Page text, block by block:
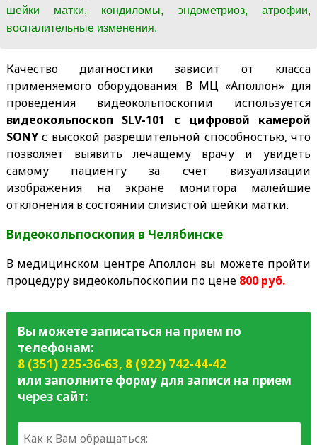
шейки матки, кондиломы, эндометриоз, атрофии,
воспалительные изменения.
Качество диагностики зависит от класса
применяемого оборудования. В МЦ «Аполлон» для
проведения видеокольпоскопии используется
видеокольпоскоп SLV-101 с цифровой камерой
SONYс высокой разрешительной способностью, что
позволяет выявить лечащему врачу и увидеть
самому пациенту за счет визуализации
изображения на экране монитора малейшие
отклонения в состоянии слизистой шейки матки.
Видеокольпоскопия в Челябинске
В медицинском центре Аполлон вы можете пройти
процедуру видеокольпоскопии по цене800 руб.
Вы можете записаться на прием по
телефонам:
8 (351) 225-36-63, 8 (922) 742-44-42
или заполните форму для записи на прием
через сайт: